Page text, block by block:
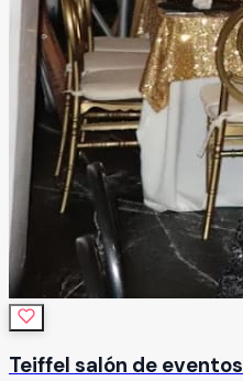
Teiffel salón de eventos